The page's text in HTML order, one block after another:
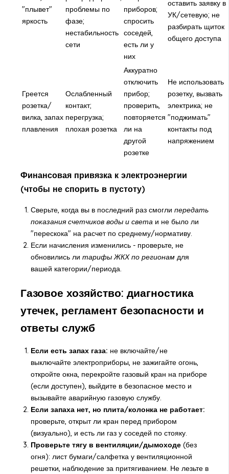
"плывет"
яркость
проблемы по
фазе;
нестабильность
сети
приборов;
спросить
соседей,
есть ли у
них
оставить заявку в
УК/сетевую; не
разбирать щиток
общего доступа
Греется
розетка/
вилка, запах
плавления
Ослабленный
контакт;
перегрузка;
плохая розетка
Аккуратно
отключить
прибор;
проверить,
повторяется
ли на
другой
розетке
Не использовать
розетку, вызвать
электрика; не
"поджимать"
контакты под
напряжением
Финансовая привязка к электроэнергии
(чтобы не спорить в пустоту)
Сверьте, когда вы в последний раз смогли передать
показания счетчиков воды и светаи не было ли
"перескока" на расчет по среднему/нормативу.
Если начисления изменились - проверьте, не
обновились ли тарифы ЖКХ по регионамдля
вашей категории/периода.
Газовое хозяйство: диагностика
утечек, регламент безопасности и
ответы служб
Если есть запах газа: не включайте/не
выключайте электроприборы, не зажигайте огонь,
откройте окна, перекройте газовый кран на приборе
(если доступен), выйдите в безопасное место и
вызывайте аварийную газовую службу.
Если запаха нет, но плита/колонка не работает:
проверьте, открыт ли кран перед прибором
(визуально), и есть ли газ у соседей по стояку.
Проверьте тягу в вентиляции/дымоходе(без
огня): лист бумаги/салфетка у вентиляционной
решетки, наблюдение за притягиванием. Не лезьте в